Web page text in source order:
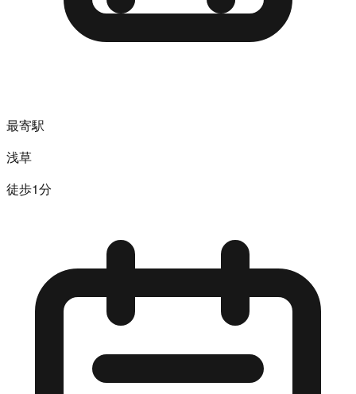
最寄駅
浅草
徒歩1分